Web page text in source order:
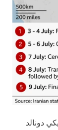
دونالد